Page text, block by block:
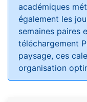
académiques
également les
semaines paires
téléchargement
paysage, ces
organisation